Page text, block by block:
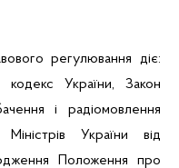
регулювання діє:
кодекс України, Закон
і радіомовлення
України від
Положення про